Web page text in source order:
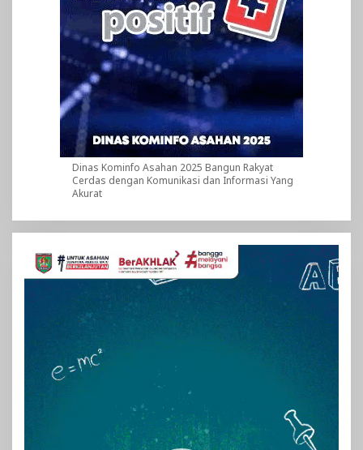
Dinas Kominfo Asahan 2025 Bangun Rakyat
Cerdas dengan Komunikasi dan Informasi Yang
Akurat
Pemutar
Video